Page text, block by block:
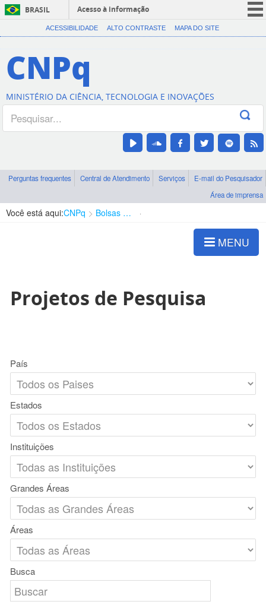
BRASIL
Acesso à informação
CORONAVÍRUS (COVID-19)
Canais
ACESSIBILIDADE ALTO CONTRASTE MAPA DO SITE
CNPq
MINISTÉRIO DA CIÊNCIA, TECNOLOGIA E INOVAÇÕES
Perguntas frequentes Central de Atendimento Serviços
E-mail do Pesquisador
Área de imprensa
Você está aqui:CNPq Bolsas e Auxílios Vigentes
MENU
Projetos de Pesquisa
País
Estados
Instituições
Grandes Áreas
Áreas
Busca